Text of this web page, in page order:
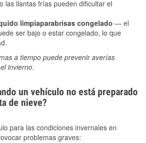
las llantas frías pueden dificultar el
limpiaparabrisas congelado — el
ser bajo o estar congelado, lo que
a tiempo puede prevenir averías
invierno.
un vehículo no está preparado
de nieve?
para las condiciones invernales en
problemas graves: